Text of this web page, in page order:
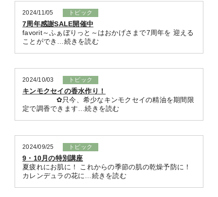
2024/11/05 トピック
7周年感謝SALE開催中
favorit～ふぁぼりっと～はおかげさまで7周年を 迎える
ことができ…続きを読む
2024/10/03 トピック
キンモクセイの香水作り！
✿只今、希少なキンモクセイの精油を期間限
定で調香できます…続きを読む
2024/09/25 トピック
9・10月の特別講座
夏疲れにお肌に！ これからの季節の肌の乾燥予防に！
カレンデュラの花に…続きを読む